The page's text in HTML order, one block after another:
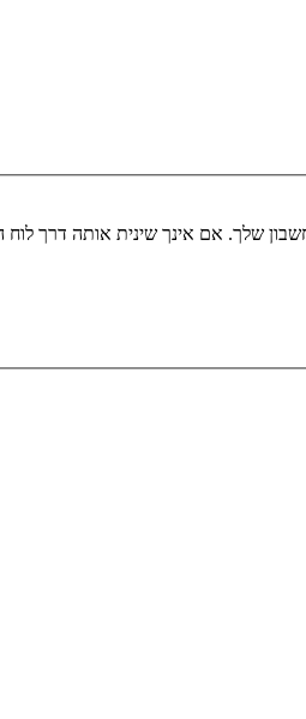
שלך. אם אינך שינית אותה דרך